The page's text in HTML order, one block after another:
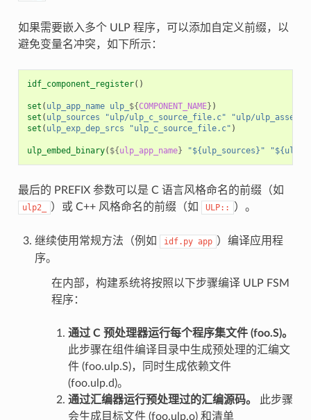
如果需要嵌入多个 ULP 程序，可以添加自定义前缀，以
避免变量名冲突，如下所示：
idf_component_register()
set ( ulp_app_name ulp_ ${COMPONENT_NAME} )
set ( ulp_sources "ulp/ulp_c_source_file.c"
"ulp/
set ( ulp_exp_dep_srcs "ulp_c_source_file.c" )
ulp_embed_binary( ${ulp_app_name} "${ulp_sources}"
最后的 PREFIX 参数可以是 C 语言风格命名的前缀（如
ulp2_ ）或 C++ 风格命名的前缀（如 ULP:: ）。
继续使用常规方法（例如 idf.py app ）编译应用程
序。
在内部，构建系统将按照以下步骤编译 ULP FSM
程序：
通过 C 预处理器运行每个程序集文件 (foo.S)。
此步骤在组件编译目录中生成预处理的汇编文
件 (foo.ulp.S)，同时生成依赖文件
(foo.ulp.d)。
通过汇编器运行预处理过的汇编源码。
此步骤
会生成目标文件 (foo.ulp.o) 和清单